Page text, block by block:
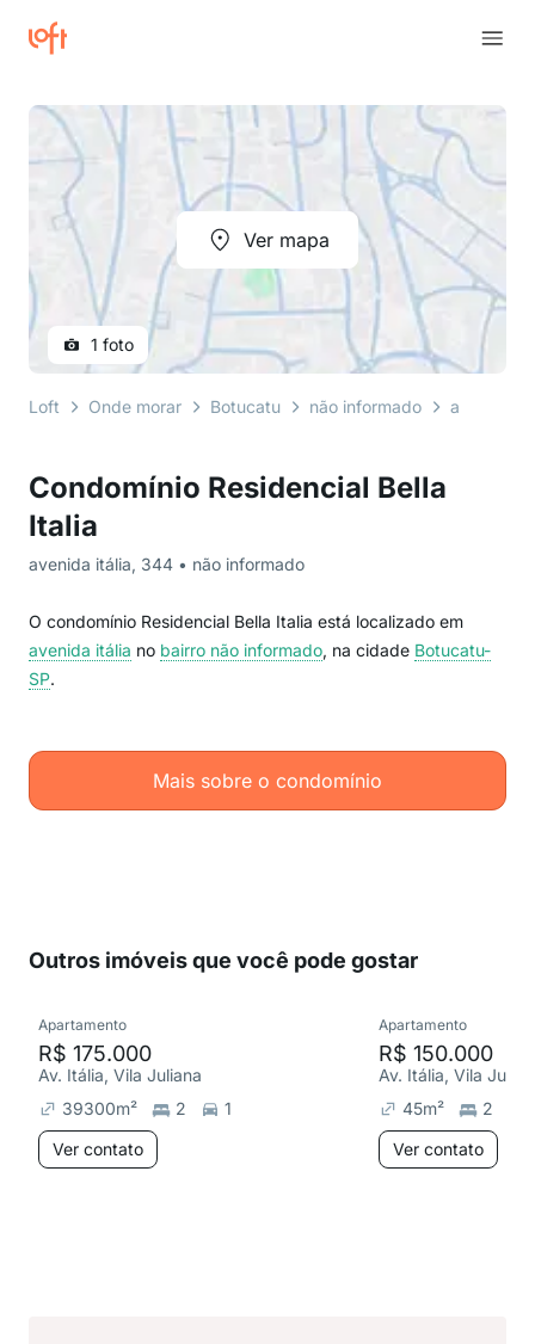
Condomínio Residencial Bella
Italia
avenida itália, 344 • não informado
O condomínio Residencial Bella Italia está localizado em
avenida itália no bairro não informado, na cidade Botucatu-
SP.
Mais sobre o condomínio
Ver mapa
1 foto
Loft Onde morar Botucatu não informado avenida
Outros imóveis que você pode gostar
Apartamento
R$ 175.000
Av. Itália, Vila Juliana
39300m² 2
1
Ver contato
Apartamento
R$ 150.000
Av. Itália, Vila
45m² 2
Ver contato